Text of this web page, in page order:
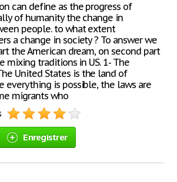
can define as the progress of
of humanity the change in
people. to what extent
a change in society ? To answer we
the American dream, on second part
mixing traditions in US. 1- The
United States is the land of
everything is possible, the laws are
migrants who
Enregistrer